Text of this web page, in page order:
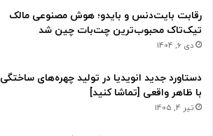
رقابت بایت‌دنس و بایدو؛ هوش مصنوعی مالک
تیک‌تاک محبوب‌ترین چت‌بات چین شد
دی 6, 1404
دستاورد جدید انویدیا در تولید چهره‌های ساختگی
با ظاهر واقعی [تماشا کنید]
تیر 4, 1405